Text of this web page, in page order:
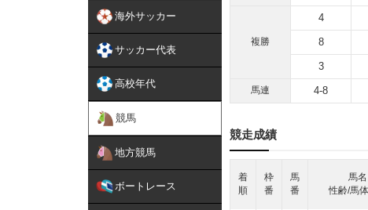
海外サッカー
サッカー代表
高校年代
競馬
地方競馬
ボートレース
複勝
4
8
3
馬連 4-8
競走成績
着
順
枠
番
馬
番
馬名
性齢/馬